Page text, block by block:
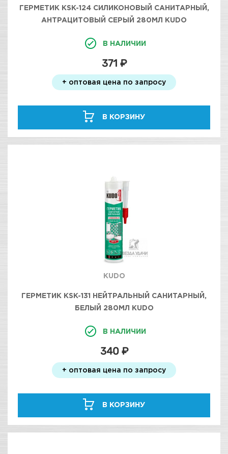
ГЕРМЕТИК KSK-124 СИЛИКОНОВЫЙ САНИТАРНЫЙ,
АНТРАЦИТОВЫЙ СЕРЫЙ 280МЛ KUDO
В НАЛИЧИИ
371 ₽
+ оптовая цена по запросу
В КОРЗИНУ
KUDO
ГЕРМЕТИК KSK-131 НЕЙТРАЛЬНЫЙ САНИТАРНЫЙ,
БЕЛЫЙ 280МЛ KUDO
В НАЛИЧИИ
340 ₽
+ оптовая цена по запросу
В КОРЗИНУ